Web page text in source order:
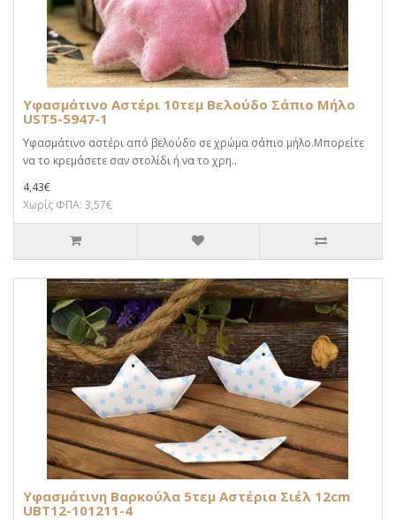
Υφασμάτινο Αστέρι 10τεμ Βελούδο Σάπιο Μήλο
UST5-5947-1
Υφασμάτινο αστέρι από βελούδο σε χρώμα σάπιο μήλο.Μπορείτε
να το κρεμάσετε σαν στολίδι ή να το χρη..
4,43€
Χωρίς ΦΠΑ: 3,57€
Υφασμάτινη Βαρκούλα 5τεμ Αστέρια Σιέλ 12cm
UBT12-101211-4